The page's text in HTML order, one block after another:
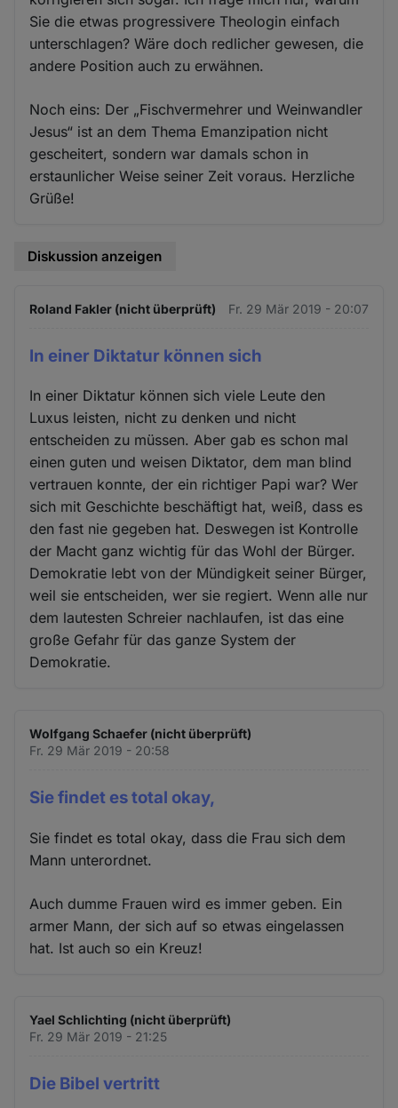
Sie die etwas progressivere Theologin einfach
unterschlagen? Wäre doch redlicher gewesen, die
andere Position auch zu erwähnen.
Noch eins: Der „Fischvermehrer und Weinwandler
Jesus“ ist an dem Thema Emanzipation nicht
gescheitert, sondern war damals schon in
erstaunlicher Weise seiner Zeit voraus. Herzliche
Grüße!
Diskussion anzeigen
Roland Fakler (nicht überprüft) Fr. 29 Mär 2019 - 20:07
In einer Diktatur können sich
In einer Diktatur können sich viele Leute den
Luxus leisten, nicht zu denken und nicht
entscheiden zu müssen. Aber gab es schon mal
einen guten und weisen Diktator, dem man blind
vertrauen konnte, der ein richtiger Papi war? Wer
sich mit Geschichte beschäftigt hat, weiß, dass es
den fast nie gegeben hat. Deswegen ist Kontrolle
der Macht ganz wichtig für das Wohl der Bürger.
Demokratie lebt von der Mündigkeit seiner Bürger,
weil sie entscheiden, wer sie regiert. Wenn alle nur
dem lautesten Schreier nachlaufen, ist das eine
große Gefahr für das ganze System der
Demokratie.
Wolfgang Schaefer (nicht überprüft)
Fr. 29 Mär 2019 - 20:58
Sie findet es total okay,
Sie findet es total okay, dass die Frau sich dem
Mann unterordnet.
Auch dumme Frauen wird es immer geben. Ein
armer Mann, der sich auf so etwas eingelassen
hat. Ist auch so ein Kreuz!
Yael Schlichting (nicht überprüft)
Fr. 29 Mär 2019 - 21:25
Die Bibel vertritt